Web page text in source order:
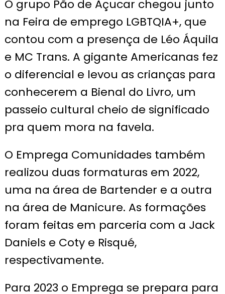
O grupo Pão de Açucar chegou junto
na Feira de emprego LGBTQIA+, que
contou com a presença de Léo Áquila
e MC Trans. A gigante Americanas fez
o diferencial e levou as crianças para
conhecerem a Bienal do Livro, um
passeio cultural cheio de significado
pra quem mora na favela.
O Emprega Comunidades também
realizou duas formaturas em 2022,
uma na área de Bartender e a outra
na área de Manicure. As formações
foram feitas em parceria com a Jack
Daniels e Coty e Risqué,
respectivamente.
Para 2023 o Emprega se prepara para